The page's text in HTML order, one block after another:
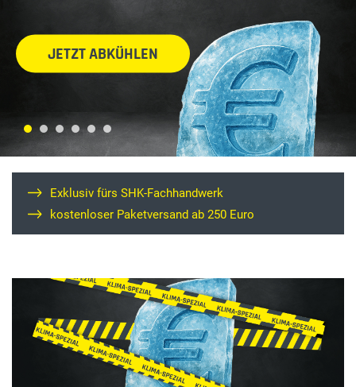
JETZT ABKÜHLEN
Exklusiv fürs SHK-Fachhandwerk
kostenloser Paketversand ab 250 Euro